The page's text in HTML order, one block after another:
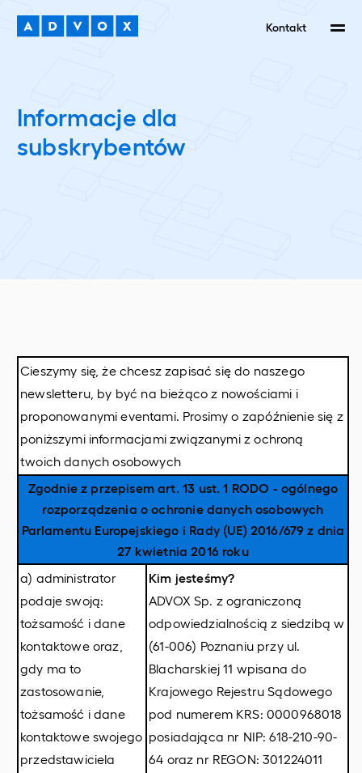
Kontakt
Informacje dla
subskrybentów
Cieszymy się, że chcesz zapisać się do naszego
newsletteru, by być na bieżąco z nowościami i
proponowanymi eventami. Prosimy o zapóźnienie się z
poniższymi informacjami związanymi z ochroną
twoich danych osobowych
Zgodnie z przepisem art. 13 ust. 1 RODO - ogólnego
rozporządzenia o ochronie danych osobowych
Parlamentu Europejskiego i Rady (UE) 2016/679 z dnia
27 kwietnia 2016 roku
a) administrator
podaje swoją:
tożsamość i dane
kontaktowe oraz,
gdy ma to
zastosowanie,
tożsamość i dane
kontaktowe swojego
przedstawiciela
Kim jesteśmy?
ADVOX Sp. z ograniczoną
odpowiedzialnością z siedzibą w
(61-006) Poznaniu przy ul.
Blacharskiej 11 wpisana do
Krajowego Rejestru Sądowego
pod numerem KRS: 0000968018
posiadająca nr NIP: 618-210-90-
64 oraz nr REGON: 301224011